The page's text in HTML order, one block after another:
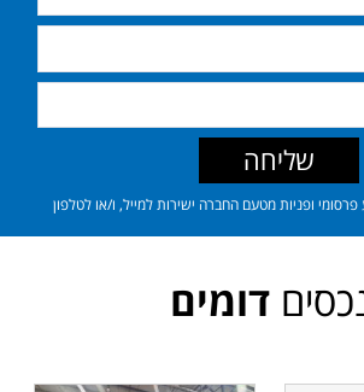
ופניות מטעם החברה ישירות למייל, ו/או לטלפון
שליחה
דומים